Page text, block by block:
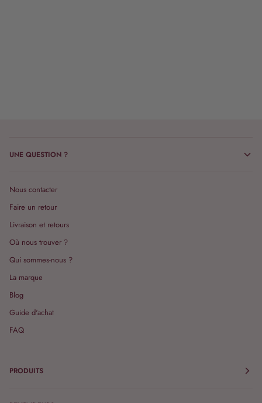
UNE QUESTION ?
Nous contacter
Faire un retour
Livraison et retours
Où nous trouver ?
Qui sommes-nous ?
La marque
Blog
Guide d'achat
FAQ
PRODUITS